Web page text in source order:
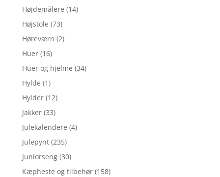
Højdemålere (14)
Højstole (73)
Høreværn (2)
Huer (16)
Huer og hjelme (34)
Hylde (1)
Hylder (12)
Jakker (33)
Julekalendere (4)
Julepynt (235)
Juniorseng (30)
Kæpheste og tilbehør (158)